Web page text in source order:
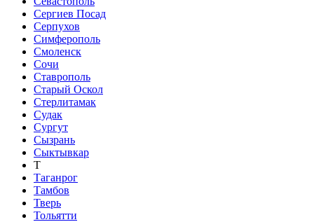
Сергиев Посад
Серпухов
Симферополь
Смоленск
Сочи
Ставрополь
Старый Оскол
Стерлитамак
Судак
Сургут
Сызрань
Сыктывкар
Т
Таганрог
Тамбов
Тверь
Тольятти